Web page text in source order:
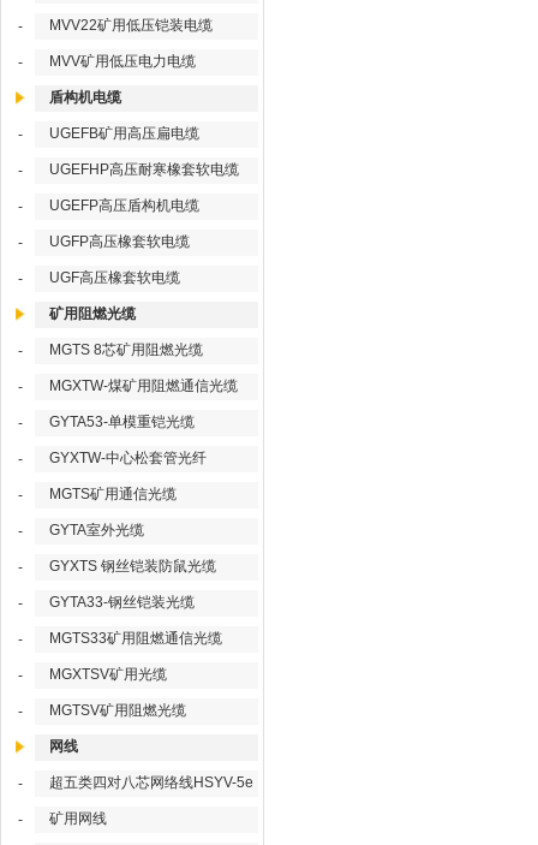
- MVV22矿用低压铠装电缆
- MVV矿用低压电力电缆
盾构机电缆
- UGEFB矿用高压扁电缆
- UGEFHP高压耐寒橡套软电缆
- UGEFP高压盾构机电缆
- UGFP高压橡套软电缆
- UGF高压橡套软电缆
矿用阻燃光缆
- MGTS 8芯矿用阻燃光缆
- MGXTW-煤矿用阻燃通信光缆
- GYTA53-单模重铠光缆
- GYXTW-中心松套管光纤
- MGTS矿用通信光缆
- GYTA室外光缆
- GYXTS 钢丝铠装防鼠光缆
- GYTA33-钢丝铠装光缆
- MGTS33矿用阻燃通信光缆
- MGXTSV矿用光缆
- MGTSV矿用阻燃光缆
网线
- 超五类四对八芯网络线HSYV-5e
- 矿用网线